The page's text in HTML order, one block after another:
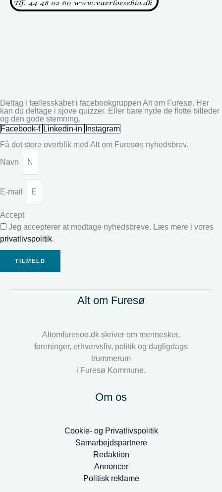
Deltag i fællesskabet i facebookgruppen Alt om Furesø. Her
kan du deltage i sjove quizzer. Eller bare nyde de flotte billeder
og den gode stemning.
Facebook-f Linkedin-in
Instagram
Få det store overblik med Alt om Furesøs nyhedsbrev.
Navn
E-mail
Accept
Jeg accepterer at modtage nyhedsbreve. Læs mere i vores
privatlivspolitik.
TILMELD
Alt om Furesø
Altomfuresoe.dk skriver om mennesker,
foreninger, erhvervsliv, politik og dagligdags
trummerum
i Furesø Kommune.
Om os
Cookie- og Privatlivspolitik
Samarbejdspartnere
Redaktion
Annoncer
Politisk reklame